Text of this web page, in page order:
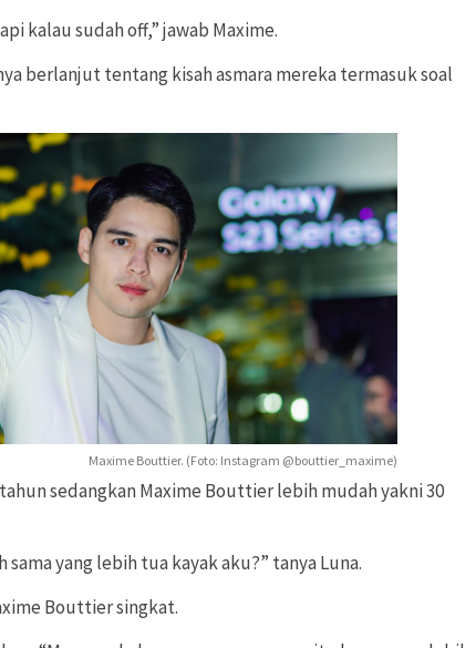
kalau sudah off,” jawab Maxime.
berlanjut tentang kisah asmara mereka termasuk soal
Maxime Bouttier. (Foto: Instagram @bouttier_maxime)
sedangkan Maxime Bouttier lebih mudah yakni 30
sama yang lebih tua kayak aku?” tanya Luna.
Bouttier singkat.